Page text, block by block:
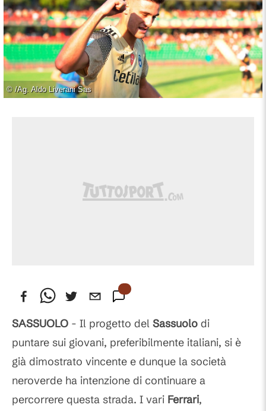
© /Ag. Aldo Liverani Sas
SASSUOLO - Il progetto del Sassuolo di
puntare sui giovani, preferibilmente italiani, si è
già dimostrato vincente e dunque la società
neroverde ha intenzione di continuare a
percorrere questa strada. I vari Ferrari,